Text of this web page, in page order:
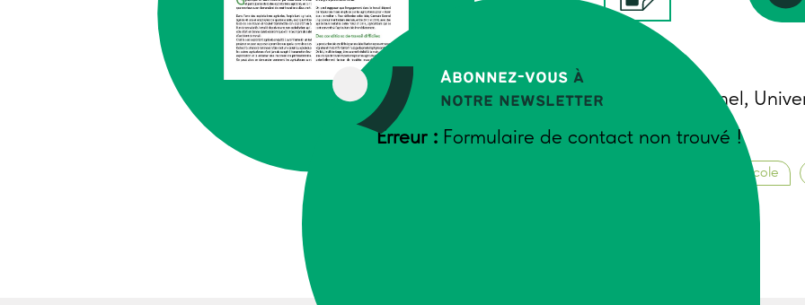
Abonnez-vous à
notre newsletter
Erreur : Formulaire de contact non trouvé !
TRAVAIL Germain Bonnel,
Avril 2021
Vie de l’entreprise agricole